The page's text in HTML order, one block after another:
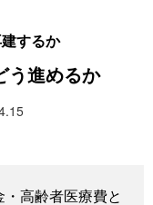
Русский
するか
う進めるか
高齢者医療費と